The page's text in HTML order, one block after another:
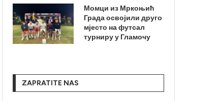
Момци из Мркоњић
Града освојили друго
мјесто на футсал
турниру у Гламочу
ZAPRATITE NAS